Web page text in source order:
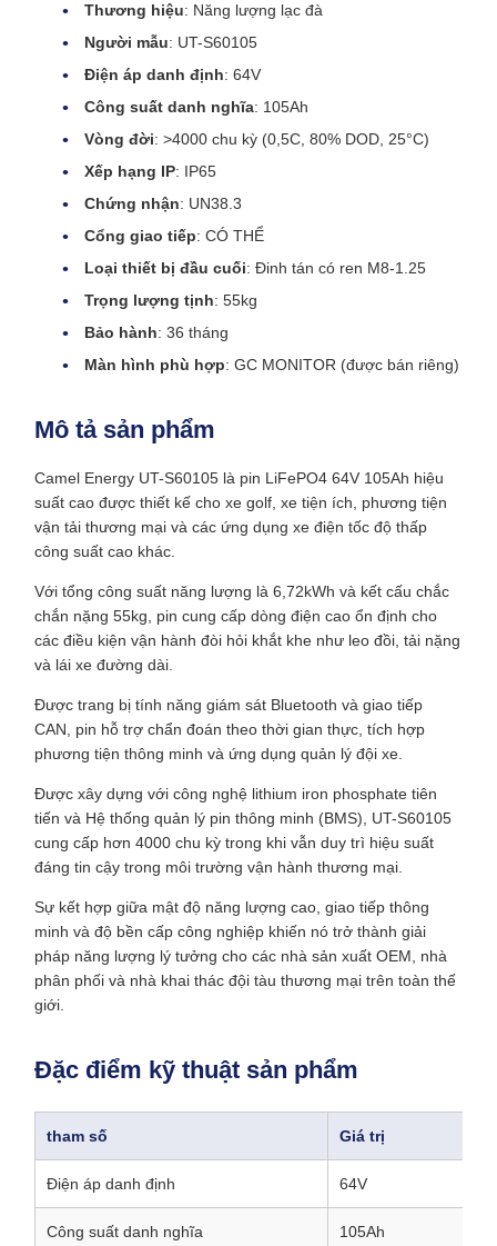
Thương hiệu: Năng lượng lạc đà
Người mẫu: UT-S60105
Điện áp danh định: 64V
Công suất danh nghĩa: 105Ah
Vòng đời: >4000 chu kỳ (0,5C, 80% DOD, 25°C)
Xếp hạng IP: IP65
Chứng nhận: UN38.3
Cổng giao tiếp: CÓ THỂ
Loại thiết bị đầu cuối: Đinh tán có ren M8-1.25
Trọng lượng tịnh: 55kg
Bảo hành: 36 tháng
Màn hình phù hợp: GC MONITOR (được bán riêng)
Mô tả sản phẩm
Camel Energy UT-S60105 là pin LiFePO4 64V 105Ah hiệu
suất cao được thiết kế cho xe golf, xe tiện ích, phương tiện
vận tải thương mại và các ứng dụng xe điện tốc độ thấp
công suất cao khác.
Với tổng công suất năng lượng là 6,72kWh và kết cấu chắc
chắn nặng 55kg, pin cung cấp dòng điện cao ổn định cho
các điều kiện vận hành đòi hỏi khắt khe như leo đồi, tải nặng
và lái xe đường dài.
Được trang bị tính năng giám sát Bluetooth và giao tiếp
CAN, pin hỗ trợ chẩn đoán theo thời gian thực, tích hợp
phương tiện thông minh và ứng dụng quản lý đội xe.
Được xây dựng với công nghệ lithium iron phosphate tiên
tiến và Hệ thống quản lý pin thông minh (BMS), UT-S60105
cung cấp hơn 4000 chu kỳ trong khi vẫn duy trì hiệu suất
đáng tin cậy trong môi trường vận hành thương mại.
Sự kết hợp giữa mật độ năng lượng cao, giao tiếp thông
minh và độ bền cấp công nghiệp khiến nó trở thành giải
pháp năng lượng lý tưởng cho các nhà sản xuất OEM, nhà
phân phối và nhà khai thác đội tàu thương mại trên toàn thế
giới.
Đặc điểm kỹ thuật sản phẩm
tham số Giá trị
Điện áp danh định 64V
Công suất danh nghĩa 105Ah